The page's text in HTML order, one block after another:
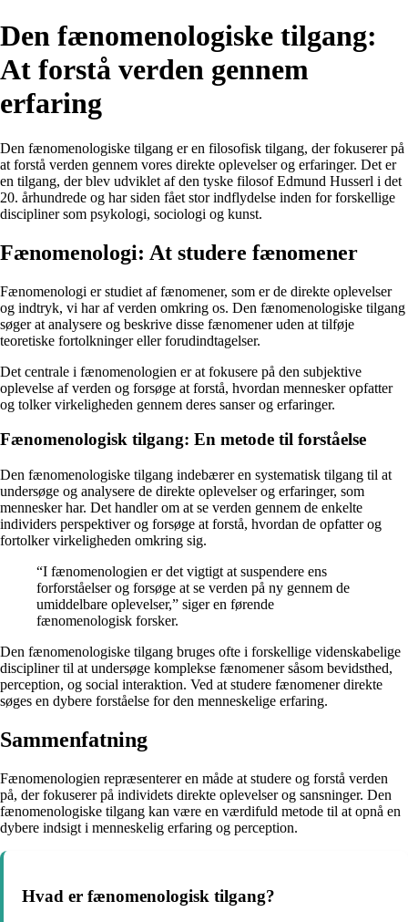
Den fænomenologiske tilgang:
At forstå verden gennem
erfaring
Den fænomenologiske tilgang er en filosofisk tilgang, der fokuserer på
at forstå verden gennem vores direkte oplevelser og erfaringer. Det er
en tilgang, der blev udviklet af den tyske filosof Edmund Husserl i det
20. århundrede og har siden fået stor indflydelse inden for forskellige
discipliner som psykologi, sociologi og kunst.
Fænomenologi: At studere fænomener
Fænomenologi er studiet af fænomener, som er de direkte oplevelser
og indtryk, vi har af verden omkring os. Den fænomenologiske tilgang
søger at analysere og beskrive disse fænomener uden at tilføje
teoretiske fortolkninger eller forudindtagelser.
Det centrale i fænomenologien er at fokusere på den subjektive
oplevelse af verden og forsøge at forstå, hvordan mennesker opfatter
og tolker virkeligheden gennem deres sanser og erfaringer.
Fænomenologisk tilgang: En metode til forståelse
Den fænomenologiske tilgang indebærer en systematisk tilgang til at
undersøge og analysere de direkte oplevelser og erfaringer, som
mennesker har. Det handler om at se verden gennem de enkelte
individers perspektiver og forsøge at forstå, hvordan de opfatter og
fortolker virkeligheden omkring sig.
“I fænomenologien er det vigtigt at suspendere ens
forforståelser og forsøge at se verden på ny gennem de
umiddelbare oplevelser,” siger en førende
fænomenologisk forsker.
Den fænomenologiske tilgang bruges ofte i forskellige videnskabelige
discipliner til at undersøge komplekse fænomener såsom bevidsthed,
perception, og social interaktion. Ved at studere fænomener direkte
søges en dybere forståelse for den menneskelige erfaring.
Sammenfatning
Fænomenologien repræsenterer en måde at studere og forstå verden
på, der fokuserer på individets direkte oplevelser og sansninger. Den
fænomenologiske tilgang kan være en værdifuld metode til at opnå en
dybere indsigt i menneskelig erfaring og perception.
Hvad er fænomenologisk tilgang?